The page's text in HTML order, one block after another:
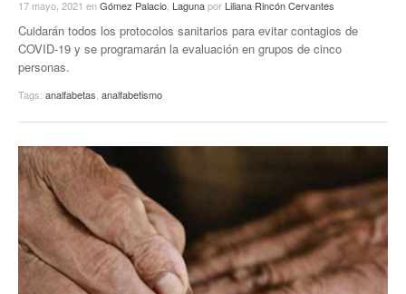
PULSO
LA MEJOR INFORMACIÓN
17 mayo, 2021 enGómez Palacio Lagunapor Liliana Rincón Cervantes
Cuidarán todos los protocolos sanitarios para evitar contagios de
COVID-19 y se programarán la evaluación en grupos de cinco
personas.
Tags: analfabetas analfabetismo